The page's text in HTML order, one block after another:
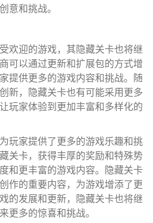
意和挑战。
欢迎的游戏，其隐藏关卡也将继
可以通过更新和扩展包的方式增
提供更多的游戏内容和挑战。随
新，隐藏关卡也有可能采用更多
玩家体验到更加丰富和多样化的
玩家提供了更多的游戏乐趣和挑
关卡，获得丰厚的奖励和特殊势
和更丰富的游戏内容。隐藏关卡
作的重要内容，为游戏增添了更
的发展和更新，隐藏关卡也将继
更多的惊喜和挑战。